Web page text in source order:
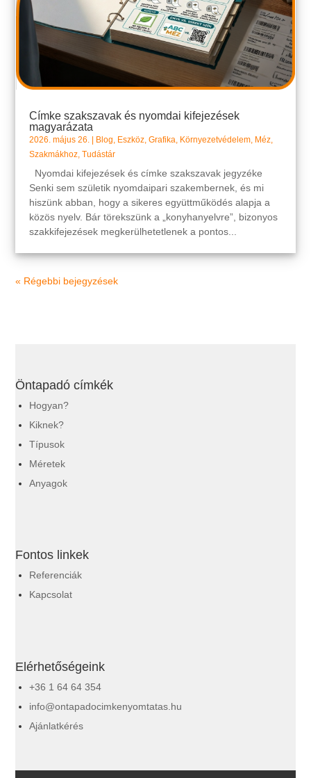
Címke szakszavak és nyomdai kifejezések
magyarázata
2026. május 26. Blog, Eszköz,Grafika, Környezetvédelem, Méz,
Szakmákhoz,Tudástár
Nyomdai kifejezések és címke szakszavak jegyzéke
Senki sem születik nyomdaipari szakembernek, és mi
hiszünk abban, hogy a sikeres együttműködés alapja a
közös nyelv. Bár törekszünk a „konyhanyelvre”, bizonyos
szakkifejezések megkerülhetetlenek a pontos...
« Régebbi bejegyzések
Öntapadó címkék
Hogyan?
Kiknek?
Típusok
Méretek
Anyagok
Fontos linkek
Referenciák
Kapcsolat
Elérhetőségeink
+36 1 64 64 354
info@ontapadocimkenyomtatas.hu
Ajánlatkérés